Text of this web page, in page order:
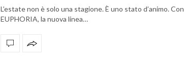
L’estate non è solo una stagione. È uno stato d’animo. Con
EUPHORIA, la nuova linea…